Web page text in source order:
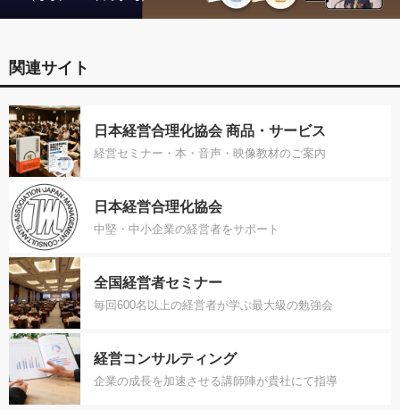
関連サイト
日本経営合理化協会 商品・サービス
経営セミナー・本・音声・映像教材のご案内
日本経営合理化協会
中堅・中小企業の経営者をサポート
全国経営者セミナー
毎回600名以上の経営者が学ぶ最大級の勉強会
経営コンサルティング
企業の成長を加速させる講師陣が貴社にて指導